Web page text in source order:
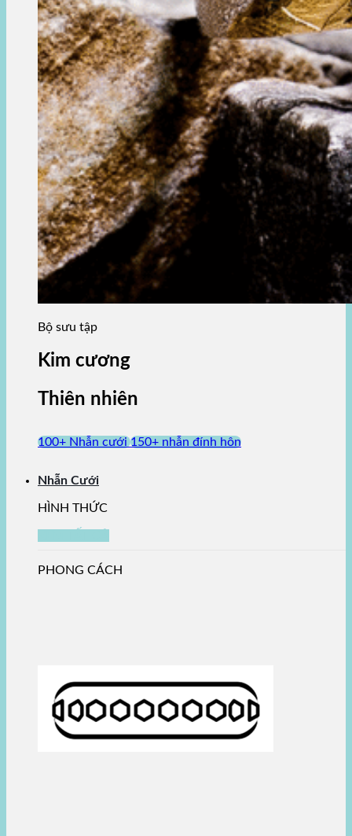
Bộ sưu tập
Kim cương
Thiên nhiên
100+ Nhẫn cưới 150+ nhẫn đính hôn
Nhẫn Cưới
HÌNH THỨC
PHONG CÁCH